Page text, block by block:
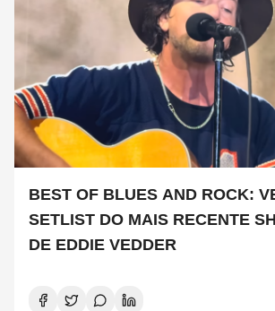
BEST OF BLUES AND ROCK:
SETLIST DO MAIS RECENTE
DE EDDIE VEDDER